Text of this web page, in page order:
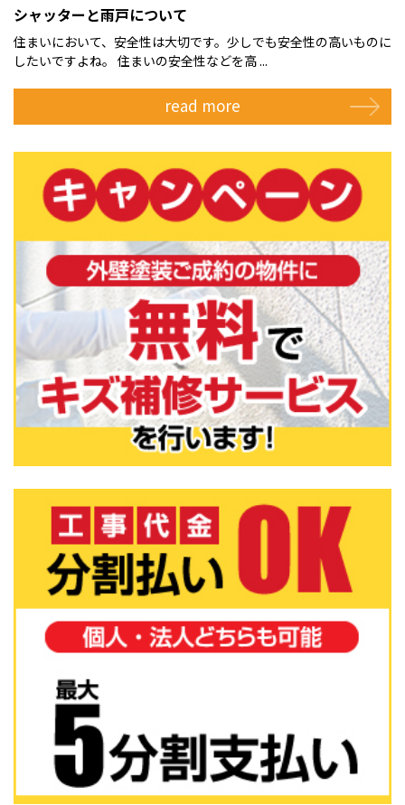
read more
シャッターと雨戸について
住まいにおいて、安全性は大切です。少しでも安全性の高いものに
したいですよね。 住まいの安全性などを高 ...